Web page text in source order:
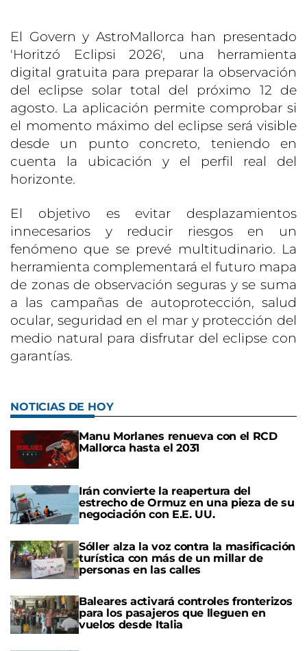
El Govern y AstroMallorca han presentado
'Horitzó Eclipsi 2026', una herramienta
digital gratuita para preparar la observación
del eclipse solar total del próximo 12 de
agosto. La aplicación permite comprobar si
el momento máximo del eclipse será visible
desde un punto concreto, teniendo en
cuenta la ubicación y el perfil real del
horizonte.
El objetivo es evitar desplazamientos
innecesarios y reducir riesgos en un
fenómeno que se prevé multitudinario. La
herramienta complementará el futuro mapa
de zonas de observación seguras y se suma
a las campañas de autoprotección, salud
ocular, seguridad en el mar y protección del
medio natural para disfrutar del eclipse con
garantías.
NOTICIAS DE HOY
Manu Morlanes renueva con el RCD
Mallorca hasta el 2031
Irán convierte la reapertura del
estrecho de Ormuz en una pieza de su
negociación con E.E. UU.
Sóller alza la voz contra la masificación
turística con más de un millar de
personas en las calles
Baleares activará controles fronterizos
para los pasajeros que lleguen en
vuelos desde Italia